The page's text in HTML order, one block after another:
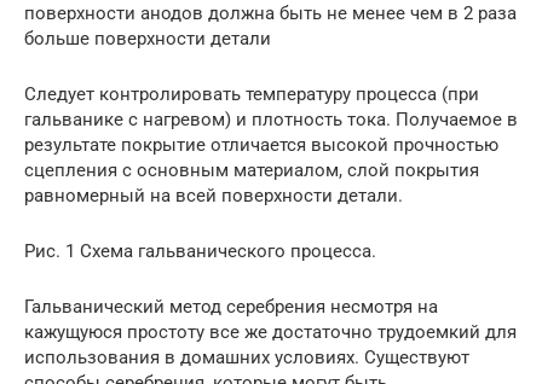
поверхности анодов должна быть не менее чем в 2 раза
больше поверхности детали
Следует контролировать температуру процесса (при
гальванике с нагревом) и плотность тока. Получаемое в
результате покрытие отличается высокой прочностью
сцепления с основным материалом, слой покрытия
равномерный на всей поверхности детали.
Рис. 1 Схема гальванического процесса.
Гальванический метод серебрения несмотря на
кажущуюся простоту все же достаточно трудоемкий для
использования в домашних условиях. Существуют